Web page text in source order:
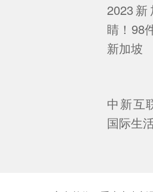
2023
睛！98
新加坡
中新互
国际生